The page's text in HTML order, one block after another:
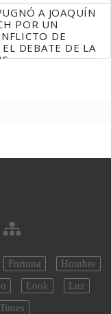
A JOAQUÍN
POR UN
DE
DEBATE DE LA
Fortuna
Hombre
Look
Luz